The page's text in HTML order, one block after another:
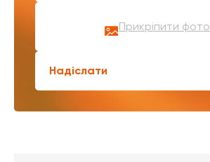
Прикріпити фото
Надіслати